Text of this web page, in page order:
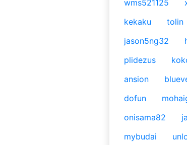
wms521125
kekaku
tolin
jason5ng32
plidezus
ansion
dofun
onisama82
mybudai